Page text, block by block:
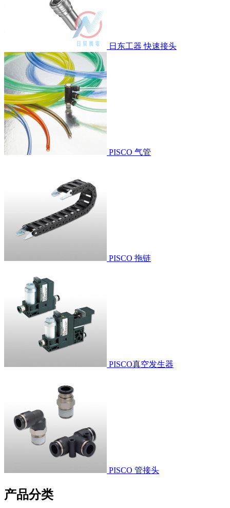
日东工器 快速接头
PISCO 气管
PISCO 拖链
PISCO真空发生器
PISCO 管接头
产品分类